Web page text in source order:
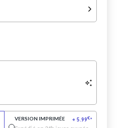
VERSION IMPRIMÉE + 5.99€*